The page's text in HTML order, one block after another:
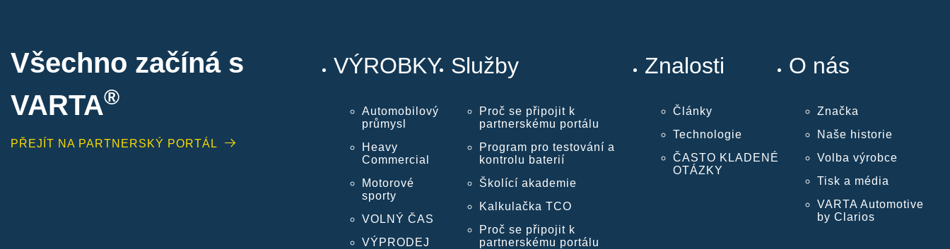
Všechno začíná s
VARTA®
PŘEJÍT NA PARTNERSKÝ PORTÁL
VÝROBKY
Automobilový
průmysl
Heavy
Commercial
Motorové
sporty
VOLNÝ ČAS
VÝPRODEJ
Služby
Proč se připojit k
partnerskému portálu
Program pro testování a
kontrolu baterií
Školící akademie
Kalkulačka TCO
Proč se připojit k
partnerskému portálu
Znalosti
Články
Technologie
ČASTO KLADENÉ
OTÁZKY
O nás
Značka
Naše historie
Volba výrobce
Tisk a média
VARTA Automotive
by Clarios